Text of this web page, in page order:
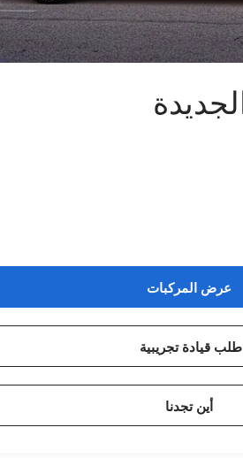
عرض المركبات
طلب قيادة تجريبية
أين تجدنا